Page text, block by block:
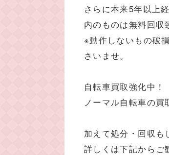
さらに本来5年以上
内のものは無料回収
※動作しないもの破
さいませ。
自転車買取強化中！
ノーマル自転車の買
加えて処分・回収も
詳しくは下記からご